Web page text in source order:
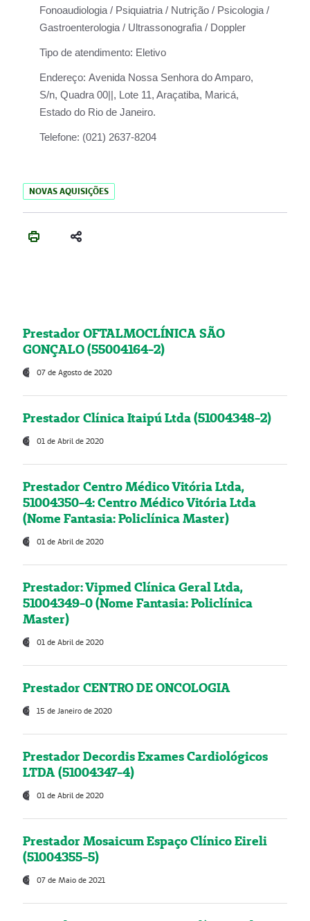
Fonoaudiologia / Psiquiatria / Nutrição / Psicologia /
Gastroenterologia / Ultrassonografia / Doppler
Tipo de atendimento: Eletivo
Endereço: Avenida Nossa Senhora do Amparo,
S/n, Quadra 00||, Lote 11, Araçatiba, Maricá,
Estado do Rio de Janeiro.
Telefone: (021) 2637-8204
NOVAS AQUISIÇÕES
Prestador OFTALMOCLÍNICA SÃO
GONÇALO (55004164-2)
07 de Agosto de 2020
Prestador Clínica Itaipú Ltda (51004348-2)
01 de Abril de 2020
Prestador Centro Médico Vitória Ltda,
51004350-4: Centro Médico Vitória Ltda
(Nome Fantasia: Policlínica Master)
01 de Abril de 2020
Prestador: Vipmed Clínica Geral Ltda,
51004349-0 (Nome Fantasia: Policlínica
Master)
01 de Abril de 2020
Prestador CENTRO DE ONCOLOGIA
15 de Janeiro de 2020
Prestador Decordis Exames Cardiológicos
LTDA (51004347-4)
01 de Abril de 2020
Prestador Mosaicum Espaço Clínico Eireli
(51004355-5)
07 de Maio de 2021